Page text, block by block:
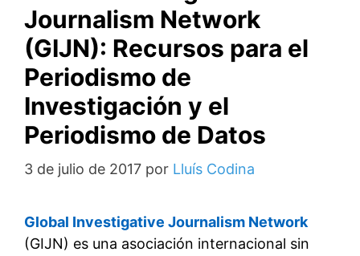
Journalism Network
(GIJN): Recursos para el
Periodismo de
Investigación y el
Periodismo de Datos
3 de julio de 2017 por Lluís Codina
Global Investigative Journalism Network
(GIJN) es una asociación internacional sin